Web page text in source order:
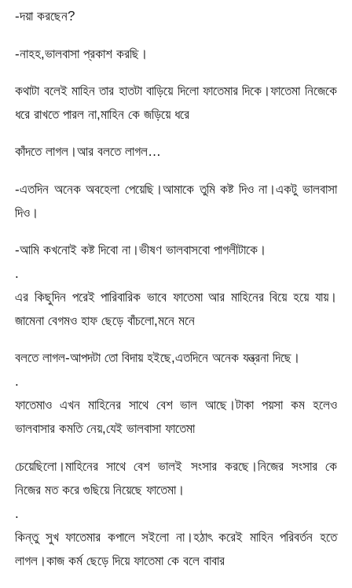
-দয়া করছেন?
-নাহহ,ভালবাসা প্রকাশ করছি।
কথাটা বলেই মাহিন তার হাতটা বাড়িয়ে দিলো ফাতেমার দিকে।ফাতেমা নিজেকে
ধরে রাখতে পারল না,মাহিন কে জড়িয়ে ধরে
কাঁদতে লাগল।আর বলতে লাগল…
-এতদিন অনেক অবহেলা পেয়েছি।আমাকে তুমি কষ্ট দিও না।একটু ভালবাসা
দিও।
-আমি কখনোই কষ্ট দিবো না।ভীষণ ভালবাসবো পাগলীটাকে।
.
এর কিছুদিন পরেই পারিবারিক ভাবে ফাতেমা আর মাহিনের বিয়ে হয়ে যায়।
জামেনা বেগমও হাফ ছেড়ে বাঁচলো,মনে মনে
বলতে লাগল-আপদটা তো বিদায় হইছে,এতদিনে অনেক যন্ত্রনা দিছে।
.
ফাতেমাও এখন মাহিনের সাথে বেশ ভাল আছে।টাকা পয়সা কম হলেও
ভালবাসার কমতি নেয়,যেই ভালবাসা ফাতেমা
চেয়েছিলো।মাহিনের সাথে বেশ ভালই সংসার করছে।নিজের সংসার কে
নিজের মত করে গুছিয়ে নিয়েছে ফাতেমা।
.
কিন্তু সুখ ফাতেমার কপালে সইলো না।হঠাৎ করেই মাহিন পরিবর্তন হতে
লাগল।কাজ কর্ম ছেড়ে দিয়ে ফাতেমা কে বলে বাবার